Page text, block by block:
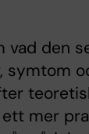
vad den
symtom
mer